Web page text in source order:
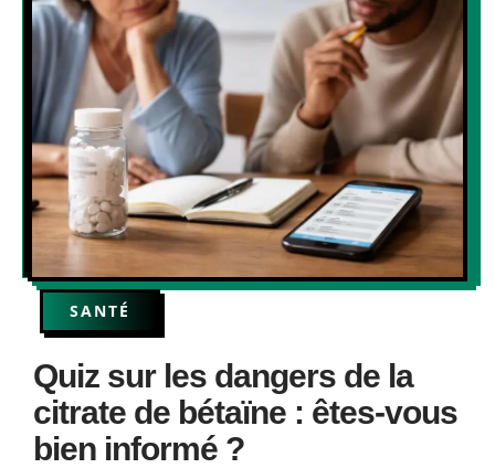
SANTÉ
Quiz sur les dangers de la
citrate de bétaïne : êtes-vous
bien informé ?